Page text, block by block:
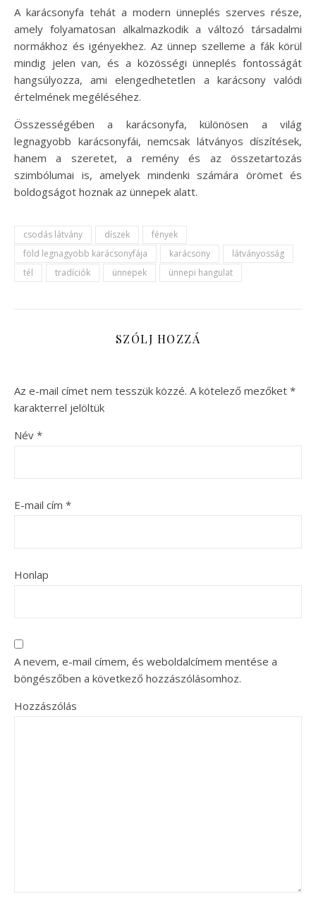
A karácsonyfa tehát a modern ünneplés szerves része,
amely folyamatosan alkalmazkodik a változó társadalmi
normákhoz és igényekhez. Az ünnep szelleme a fák körül
mindig jelen van, és a közösségi ünneplés fontosságát
hangsúlyozza, ami elengedhetetlen a karácsony valódi
értelmének megéléséhez.
Összességében a karácsonyfa, különösen a világ
legnagyobb karácsonyfái, nemcsak látványos díszítések,
hanem a szeretet, a remény és az összetartozás
szimbólumai is, amelyek mindenki számára örömet és
boldogságot hoznak az ünnepek alatt.
csodás látvány díszek
fények
föld legnagyobb karácsonyfája
karácsony
látványosság
tél
tradíciók ünnepek ünnepi hangulat
SZÓLJ HOZZÁ
Az e-mail címet nem tesszük közzé. A kötelező mezőket *
karakterrel jelöltük
Név *
E-mail cím *
Honlap
A nevem, e-mail címem, és weboldalcímem mentése a
böngészőben a következő hozzászólásomhoz.
Hozzászólás